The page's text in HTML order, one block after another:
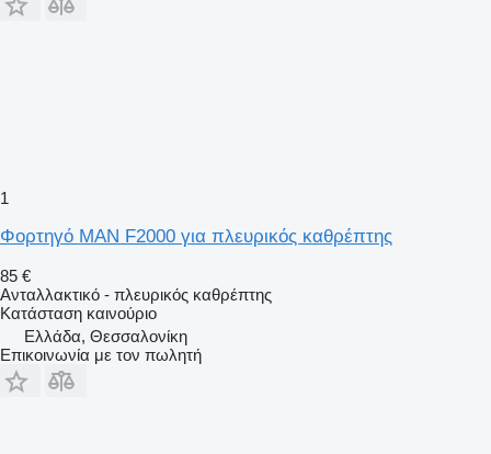
1
Φορτηγό MAN F2000 για πλευρικός καθρέπτης
85 €
Ανταλλακτικό - πλευρικός καθρέπτης
Κατάσταση καινούριο
Ελλάδα, Θεσσαλονίκη
Επικοινωνία με τον πωλητή